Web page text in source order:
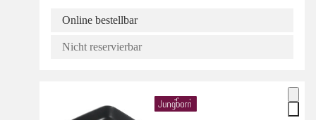
Online bestellbar
Nicht reservierbar